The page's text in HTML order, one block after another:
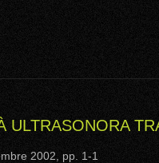
ULTRASONORA
2002, pp. 1-1